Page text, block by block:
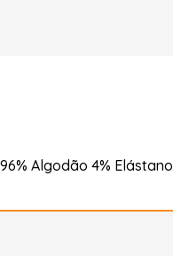
Algodão 4% Elástano